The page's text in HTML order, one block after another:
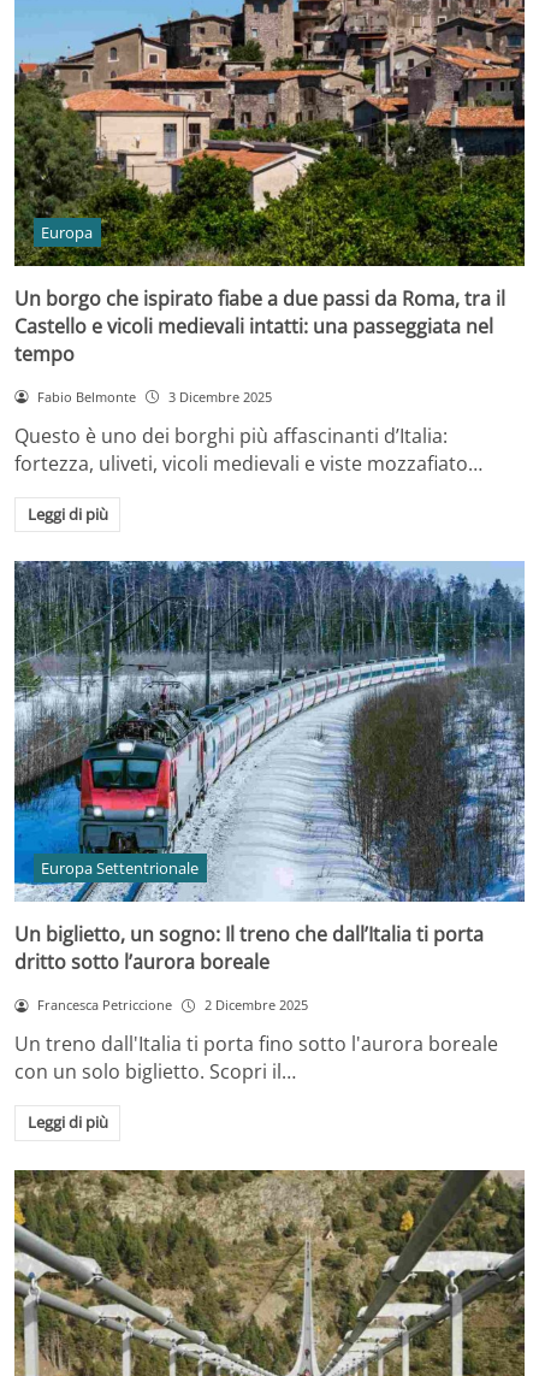
Europa
Un borgo che ispirato fiabe a due passi da Roma, tra il
Castello e vicoli medievali intatti: una passeggiata nel
tempo
Fabio Belmonte 3 Dicembre 2025
Questo è uno dei borghi più affascinanti d’Italia:
fortezza, uliveti, vicoli medievali e viste mozzafiato…
Leggi di più
Europa Settentrionale
Un biglietto, un sogno: Il treno che dall’Italia ti porta
dritto sotto l’aurora boreale
Francesca Petriccione 2 Dicembre 2025
Un treno dall'Italia ti porta fino sotto l'aurora boreale
con un solo biglietto. Scopri il…
Leggi di più